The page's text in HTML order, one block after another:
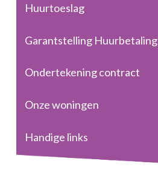
Huurtoeslag
Garantstelling Huurbetaling
Ondertekening contract
Onze woningen
Handige links